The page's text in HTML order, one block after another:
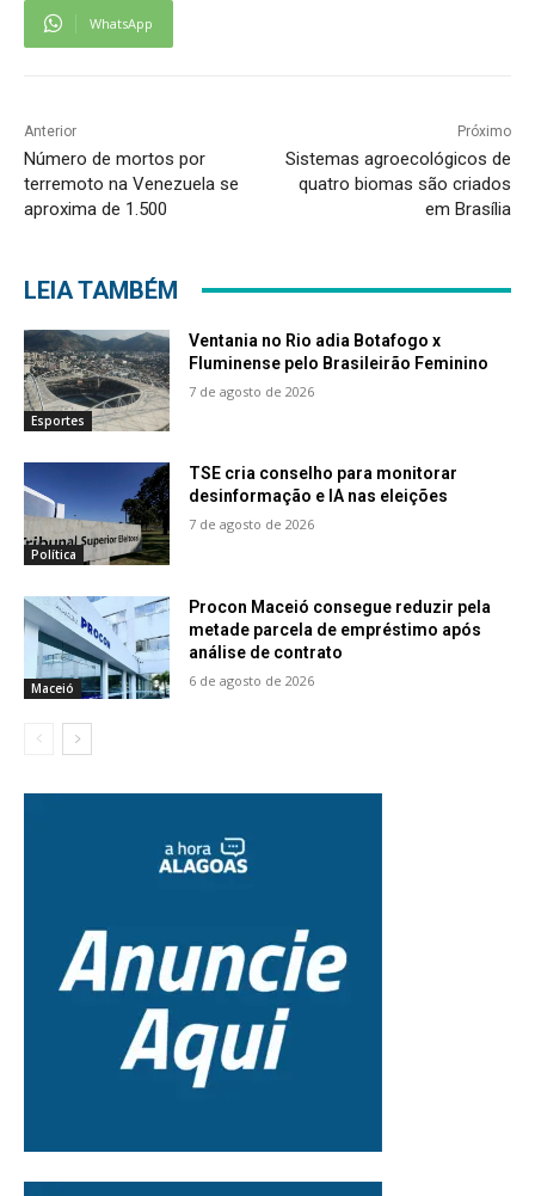
WhatsApp
Anterior
Número de mortos por
terremoto na Venezuela se
aproxima de 1.500
Próximo
Sistemas agroecológicos de
quatro biomas são criados
em Brasília
LEIA TAMBÉM
Esportes
Ventania no Rio adia Botafogo x
Fluminense pelo Brasileirão Feminino
7 de agosto de 2026
Política
TSE cria conselho para monitorar
desinformação e IA nas eleições
7 de agosto de 2026
Maceió
Procon Maceió consegue reduzir pela
metade parcela de empréstimo após
análise de contrato
6 de agosto de 2026